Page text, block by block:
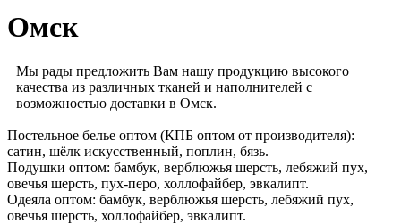
Омск
Мы рады предложить Вам нашу продукцию высокого
качества из различных тканей и наполнителей с
возможностью доставки в Омск.
Постельное белье оптом (КПБ оптом от производителя):
сатин, шёлк искусственный, поплин, бязь.
Подушки оптом: бамбук, верблюжья шерсть, лебяжий пух,
овечья шерсть, пух-перо, холлофайбер, эвкалипт.
Одеяла оптом: бамбук, верблюжья шерсть, лебяжий пух,
овечья шерсть, холлофайбер, эвкалипт.